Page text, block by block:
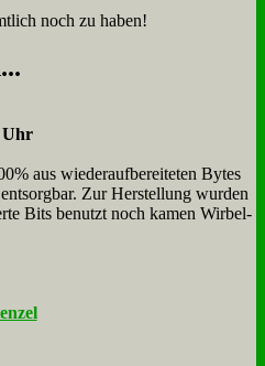
noch zu haben!
Uhr
aus wie­der­auf­bereite­ten Bytes
Zur Herstellung wurden
Bits benutzt noch kamen Wir­bel­